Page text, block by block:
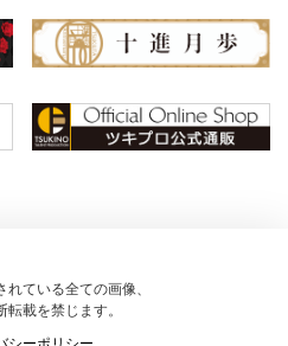
れている全ての画像、
転載を禁じます。